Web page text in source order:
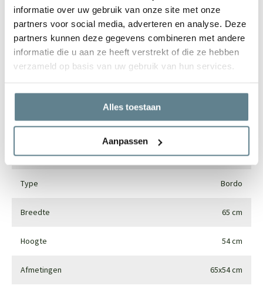
informatie over uw gebruik van onze site met onze
partners voor social media, adverteren en analyse. Deze
partners kunnen deze gegevens combineren met andere
informatie die u aan ze heeft verstrekt of die ze hebben
verzameld op basis van uw gebruik van hun services.
Alles toestaan
Aanpassen
Specificaties
Merk Luca lifestyle
Vorm Rond
Gebruik Interieur en exterieur
Materiaal Fiberglass
Type Bordo
Breedte 65 cm
Hoogte 54 cm
Afmetingen 65x54 cm